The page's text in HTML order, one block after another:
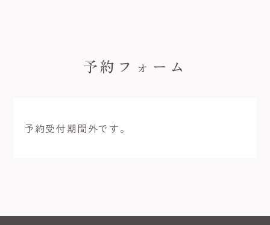
予約フォーム
予約受付期間外です。